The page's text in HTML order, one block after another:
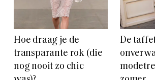
Hoe draag je de
transparante rok (die
nog nooit zo chic
De